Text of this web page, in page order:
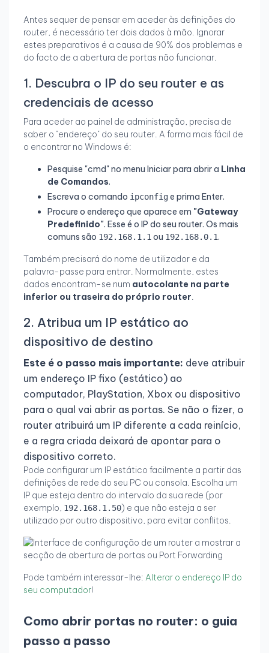
Antes sequer de pensar em aceder às definições do
router, é necessário ter dois dados à mão. Ignorar
estes preparativos é a causa de 90% dos problemas e
do facto de a abertura de portas não funcionar.
1. Descubra o IP do seu router e as
credenciais de acesso
Para aceder ao painel de administração, precisa de
saber o "endereço" do seu router. A forma mais fácil de
o encontrar no Windows é:
Pesquise "cmd" no menu Iniciar para abrir a Linha
de Comandos.
Escreva o comando ipconfige prima Enter.
Procure o endereço que aparece em "Gateway
Predefinido". Esse é o IP do seu router. Os mais
comuns são 192.168.1.1 ou 192.168.0.1.
Também precisará do nome de utilizador e da
palavra-passe para entrar. Normalmente, estes
dados encontram-se num autocolante na parte
inferior ou traseira do próprio router.
2. Atribua um IP estático ao
dispositivo de destino
Este é o passo mais importante: deve atribuir
um endereço IP fixo (estático) ao
computador, PlayStation, Xbox ou dispositivo
para o qual vai abrir as portas. Se não o fizer, o
router atribuirá um IP diferente a cada reinício,
e a regra criada deixará de apontar para o
dispositivo correto.
Pode configurar um IP estático facilmente a partir das
definições de rede do seu PC ou consola. Escolha um
IP que esteja dentro do intervalo da sua rede (por
exemplo, 192.168.1.50) e que não esteja a ser
utilizado por outro dispositivo, para evitar conflitos.
Pode também interessar-lhe: Alterar o endereço IP do
seu computador!
Como abrir portas no router: o guia
passo a passo